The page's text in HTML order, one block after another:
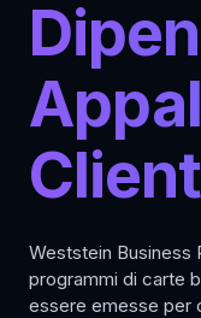
Weststein Business
programmi di carte
essere emesse per